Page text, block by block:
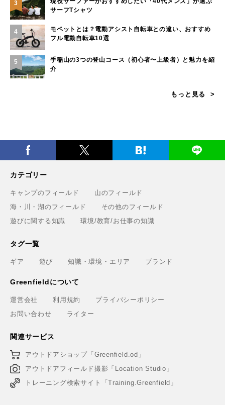
3
サーフTシャツ
4
モペットとは？電動アシスト自転車との違い、おすすめ
フル電動自転車10選
5
手稲山の3つの登山コース（初心者〜上級者）と魅力を紹
介
もっと見る
カテゴリー
キャンプのフィールド
山のフィールド
海・川・湖のフィールド
その他のフィールド
遊びに関する知識
環境/教育/お仕事の知識
タグ一覧
ギア 遊び 知識・環境・エリア ブランド
Greenfieldについて
運営会社 利用規約
プライバシーポリシー
お問い合わせ
ライター
関連サービス
アウトドアショップ「Greenfield.od」
アウトドアフィールド撮影「Location Studio」
トレーニング検索サイト「Training.Greenfield」